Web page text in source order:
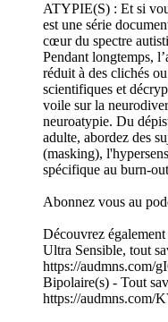
ATYPIE(S) : Et si
est une série
cœur du spectre
Pendant longtemps,
réduit à des clichés
scientifiques et
voile sur la
neuroatypie. Du
adulte, abordez des
(masking),
spécifique au burn-
Abonnez vous au
Découvrez
Ultra Sensible, tout
https://audmns.com/
Bipolaire(s) - Tout
https://audmns.com/